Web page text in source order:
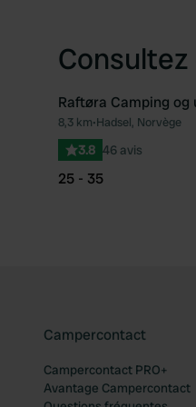
Raftøra Camping og
8,3 km•Hadsel, Norvège
3.8 46 avis
25 - 35
Campercontact
Campercontact PRO+
Avantage Campercontact